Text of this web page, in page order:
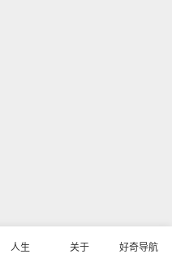
人生 关于 好奇导航